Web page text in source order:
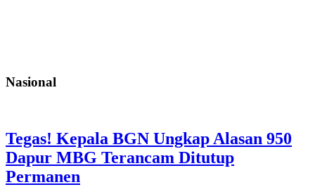
Nasional
Tegas! Kepala BGN Ungkap Alasan 950
Dapur MBG Terancam Ditutup
Permanen